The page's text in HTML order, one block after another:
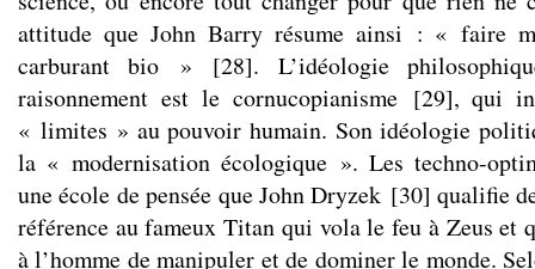
attitude que John Barry résume ainsi : « faire
carburant bio » [28]. L’idéologie
raisonnement est le cornucopianisme[29], qui
« limites » au pouvoir humain. Son idéologie
la « modernisation écologique ». Les techno-
une école de pensée que John Dryzek [30] qualifie
référence au fameux Titan qui vola le feu à Zeus et
à l’homme de manipuler et de dominer le monde.